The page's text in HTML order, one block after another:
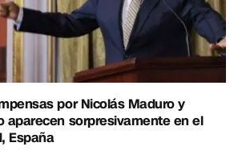
por Nicolás Maduro y
aparecen sorpresivamente en el
España